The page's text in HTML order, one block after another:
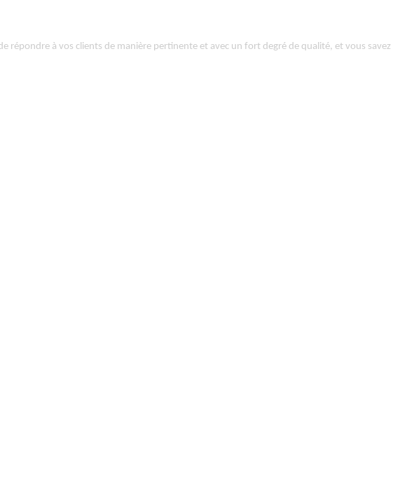
répondre à vos clients de manière pertinente et avec un fort degré de qualité, et vous savez